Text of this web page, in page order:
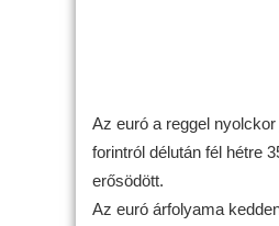
Az euró a reggel
forintról délután fél hétre
erősödött.
Az euró árfolyama